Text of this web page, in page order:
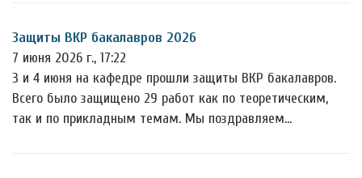
Защиты ВКР бакалавров 2026
7 июня 2026 г., 17:22
3 и 4 июня на кафедре прошли защиты ВКР бакалавров.
Всего было защищено 29 работ как по теоретическим,
так и по прикладным темам. Мы поздравляем…